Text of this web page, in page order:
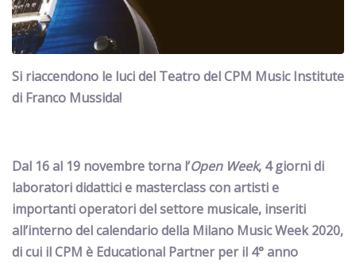
Si riaccendono le luci del Teatro del CPM Music Institute
di Franco Mussida!
Dal 16 al 19 novembre torna l’Open Week, 4 giorni di
laboratori didattici e masterclass con artisti e
importanti operatori del settore musicale, inseriti
all’interno del calendario della Milano Music Week 2020,
di cui il CPM è Educational Partner per il 4° anno